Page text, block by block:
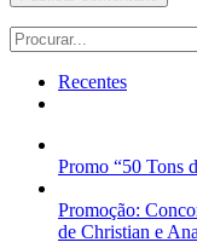
Search
for:
Recentes
Promo “50 Tons
Promoção:
de Christian e Ana